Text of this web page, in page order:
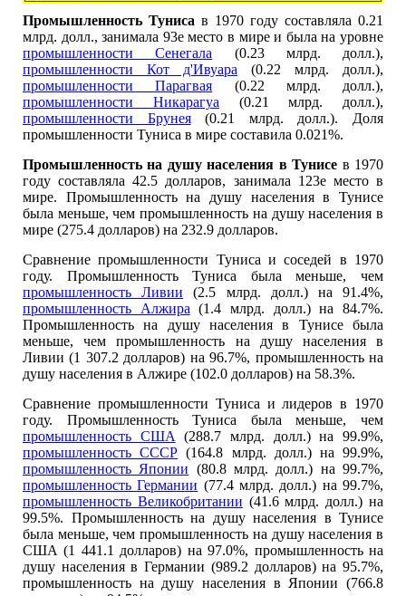
Промышленность Туниса в 1970 году составляла 0.21
млрд. долл., занимала 93е место в мире и была на уровне
промышленности Сенегала (0.23 млрд. долл.),
промышленности Кот д'Ивуара (0.22 млрд. долл.),
промышленности Парагвая (0.22 млрд. долл.),
промышленности Никарагуа (0.21 млрд. долл.),
промышленности Брунея(0.21 млрд. долл.). Доля
промышленности Туниса в мире составила 0.021%.
Промышленность на душу населения в Тунисе в 1970
году составляла 42.5 долларов, занимала 123е место в
мире. Промышленность на душу населения в Тунисе
была меньше, чем промышленность на душу населения в
мире (275.4 долларов) на 232.9 долларов.
Сравнение промышленности Туниса и соседей в 1970
году. Промышленность Туниса была меньше, чем
промышленность Ливии (2.5 млрд. долл.) на 91.4%,
промышленность Алжира (1.4 млрд. долл.) на 84.7%.
Промышленность на душу населения в Тунисе была
меньше, чем промышленность на душу населения в
Ливии (1 307.2 долларов) на 96.7%, промышленность на
душу населения в Алжире (102.0 долларов) на 58.3%.
Сравнение промышленности Туниса и лидеров в 1970
году. Промышленность Туниса была меньше, чем
промышленность США (288.7 млрд. долл.) на 99.9%,
промышленность СССР (164.8 млрд. долл.) на 99.9%,
промышленность Японии (80.8 млрд. долл.) на 99.7%,
промышленность Германии (77.4 млрд. долл.) на 99.7%,
промышленность Великобритании (41.6 млрд. долл.) на
99.5%. Промышленность на душу населения в Тунисе
была меньше, чем промышленность на душу населения в
США (1 441.1 долларов) на 97.0%, промышленность на
душу населения в Германии (989.2 долларов) на 95.7%,
промышленность на душу населения в Японии (766.8